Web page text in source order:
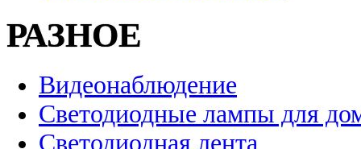
РАЗНОЕ
Видеонаблюдение
Светодиодные лампы для
Светодиодная лента